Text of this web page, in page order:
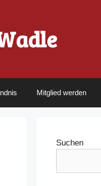
Mitglied werden
Suchen